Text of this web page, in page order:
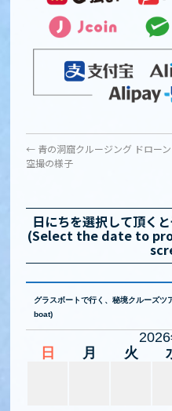
← 青の洞窟クルージング ドローン
空撮の様子
日にちを選択して頂く
(Select the date to
グラスボートで行く、秘境クルーズ
boat)
日
月 火